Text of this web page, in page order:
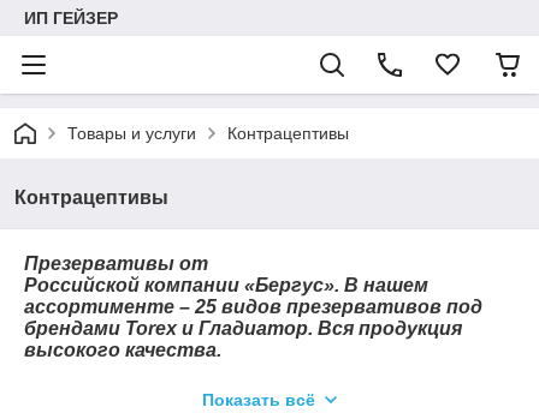
ИП ГЕЙЗЕР
Товары и услуги Контрацептивы
Контрацептивы
Презервативы от
Российской компании «Бергус». В нашем
ассортименте – 25 видов презервативов под
брендами Torex и Гладиатор. Вся продукция
высокого качества.
используется латекс, собираемый на
Показать всё